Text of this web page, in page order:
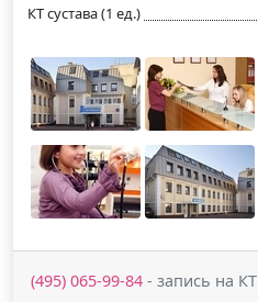
КТ сустава (1 ед.)
(495) 065-99-84 - запись на КТ